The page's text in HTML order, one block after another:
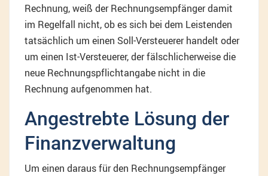
Rechnung, weiß der Rechnungsempfänger damit
im Regelfall nicht, ob es sich bei dem Leistenden
tatsächlich um einen Soll-Versteuerer handelt oder
um einen Ist-Versteuerer, der fälschlicherweise die
neue Rechnungspflichtangabe nicht in die
Rechnung aufgenommen hat.
Angestrebte Lösung der
Finanzverwaltung
Um einen daraus für den Rechnungsempfänger